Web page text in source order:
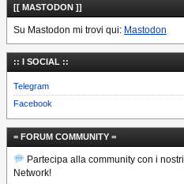
[[ MASTODON ]]
Su Mastodon mi trovi qui: Mastodon
:: I SOCIAL ::
Telegram
Facebook
= FORUM COMMUNITY =
Partecipa alla community con i nostri
Network!